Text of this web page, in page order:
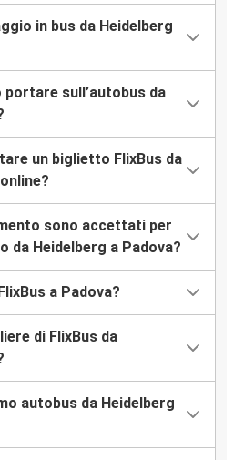
in bus da Heidelberg
sull’autobus da
un biglietto FlixBus da
sono accettati per
da Heidelberg a Padova?
a Padova?
di FlixBus da
autobus da Heidelberg